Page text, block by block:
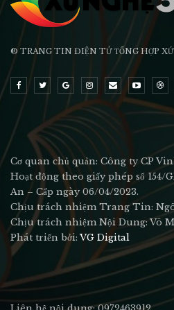
® TRANG TIN ĐIỆN TỬ ТỔNG HỢP
Cơ quan chủ quản: Công ty CP
Hoạt động theo giấy phép số
An – Cấp ngày 06/04/2023.
Chịu trách nhiệm Trang Tin:
Chịu trách nhiệm Nội Dung: Võ
Phát triển bởi:VG Digital